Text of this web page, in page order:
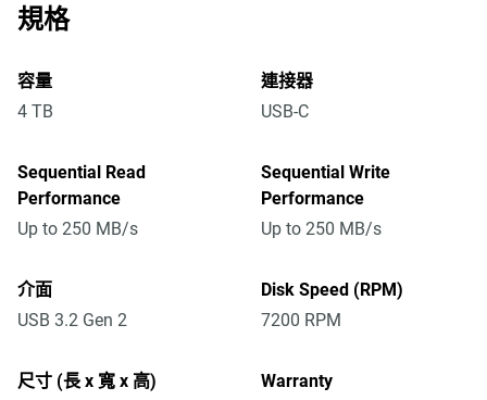
規格
容量
4 TB
連接器
USB-C
Sequential Read
Performance
Up to 250 MB/s
Sequential Write
Performance
Up to 250 MB/s
介面
USB 3.2 Gen 2
Disk Speed (RPM)
7200 RPM
尺寸 (長 x 寬 x 高)
Warranty